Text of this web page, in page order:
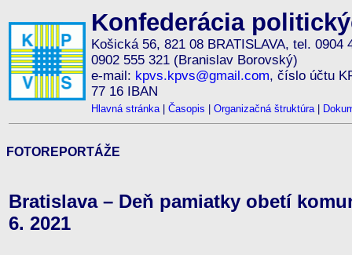
Konfederácia
Košická 56, 821 08 BRATISLAVA, tel. 0904
0902 555 321 (Branislav Borovský)
e-mail: kpvs.kpvs@gmail.com, číslo účtu
77 16 IBAN
Hlavná stránka| Časopis Organizačná štruktúra|
FOTOREPORTÁŽE
Bratislava – Deň pamiatky obetí
6. 2021